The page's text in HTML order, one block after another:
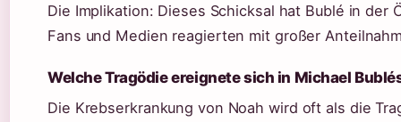
Die Implikation: Dieses Schicksal hat Bublé in der
Fans und Medien reagierten mit großer
Welche Tragödie ereignete sich in Michael
Die Krebserkrankung von Noah wird oft als die